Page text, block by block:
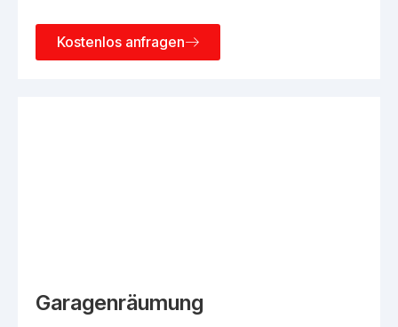
Kostenlos anfragen
Garagenräumung